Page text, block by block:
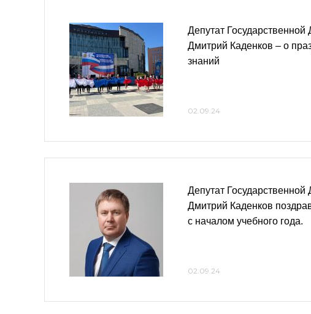
Депутат
Дмитрий Каденков – о
знаний
02.09.24
Депутат
Дмитрий Каденков
с началом учебного года.
02.09.24